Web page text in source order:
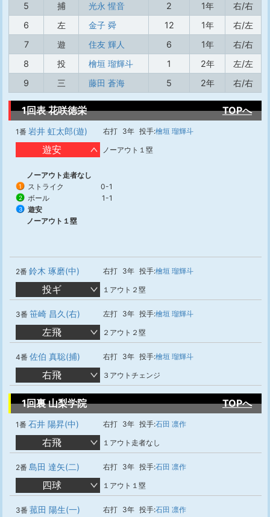
5
捕 光永 惺音 2 1年
右/右
6
左 金子 舜 12 1年
右/左
7
遊 住友 輝人 6 1年
右/右
8
投 檜垣 瑠輝斗 1 2年
左/左
9
三 藤田 蒼海 5 2年 右/右
1回表 花咲徳栄 TOPへ
1番 岩井 虹太郎(遊) 右打 3年 投手:檜垣 瑠輝斗
遊安 ノーアウト１塁
ノーアウト走者なし
1 ストライク 0-1
2 ボール 1-1
3
遊安
ノーアウト１塁
2番 鈴木 琢磨(中) 右打 3年 投手:檜垣 瑠輝斗
投ギ １アウト２塁
3番 笹崎 昌久(右) 左打 3年 投手:檜垣 瑠輝斗
左飛 ２アウト２塁
4番 佐伯 真聡(捕) 右打 3年 投手:檜垣 瑠輝斗
右飛 ３アウトチェンジ
1回裏 山梨学院 TOPへ
1番 石井 陽昇(中) 右打 3年 投手:石田 凛作
右飛 １アウト走者なし
2番 島田 達矢(二) 右打 3年 投手:石田 凛作
四球 １アウト１塁
3番 菰田 陽生(一) 右打 3年 投手:石田 凛作